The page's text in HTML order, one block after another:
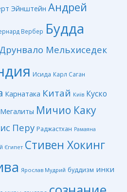
Эйнштейн Андрей
Вербер Будда
Друнвало Мельхиседек
Исида Карл Саган
Карнатака Китай Київ Куско
Мегалиты Мичио Каку
Перу Раджастхан Рамаяна
Єгипет Стивен Хокинг
Ярослав Мудрий буддизм инки